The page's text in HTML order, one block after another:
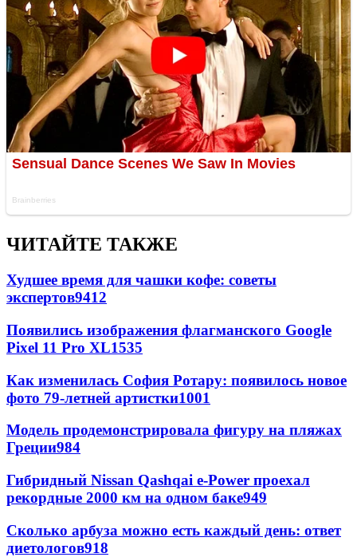
ЧИТАЙТЕ ТАКЖЕ
Худшее время для чашки кофе: советы
экспертов9412
Появились изображения флагманского Google
Pixel 11 Pro XL1535
Как изменилась София Ротару: появилось новое
фото 79-летней артистки1001
Модель продемонстрировала фигуру на пляжах
Греции984
Гибридный Nissan Qashqai e-Power проехал
рекордные 2000 км на одном баке949
Сколько арбуза можно есть каждый день: ответ
диетологов918